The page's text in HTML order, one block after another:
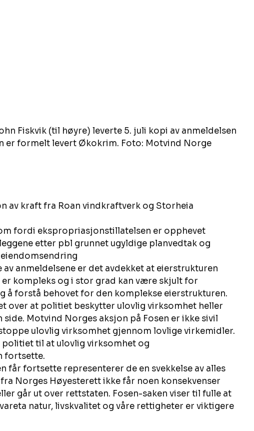
Fiskvik (til høyre) leverte 5. juli kopi av anmeldelsen
er formelt levert Økokrim. Foto: Motvind Norge
av kraft fra Roan vindkraftverk og Storheia
fordi ekspropriasjonstillatelsen er opphevet
etter pbl grunnet ugyldige planvedtak og
anmeldelsene er det avdekket at eierstrukturen
kompleks og i stor grad kan være skjult for
å forstå behovet for den komplekse eierstrukturen.
over at politiet beskytter ulovlig virksomhet heller
Motvind Norges aksjon på Fosen er ikke sivil
ulovlig virksomhet gjennom lovlige virkemidler.
til at ulovlig virksomhet og
fortsette.
får fortsette representerer de en svekkelse av alles
Norges Høyesterett ikke får noen konsekvenser
går ut over rettstaten. Fosen-saken viser til fulle at
natur, livskvalitet og våre rettigheter er viktigere